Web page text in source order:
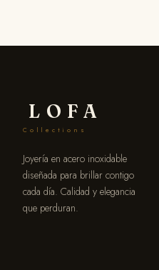
LOFA
Collections
Joyería en acero inoxidable
diseñada para brillar contigo
cada día. Calidad y elegancia
que perduran.